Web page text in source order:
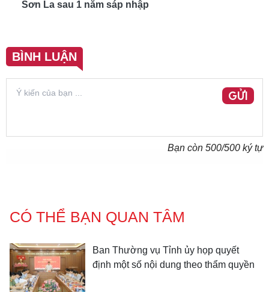
Sơn La sau 1 năm sáp nhập
BÌNH LUẬN
GỬI
Bạn còn 500/500 ký tự
CÓ THỂ BẠN QUAN TÂM
Ban Thường vụ Tỉnh ủy họp quyết
định một số nội dung theo thẩm quyền